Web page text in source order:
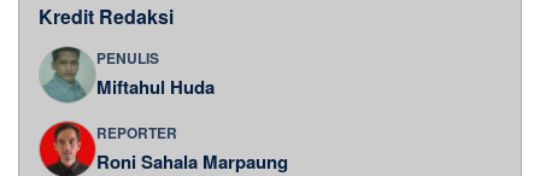
Kredit Redaksi
PENULIS
Miftahul Huda
REPORTER
Roni Sahala Marpaung